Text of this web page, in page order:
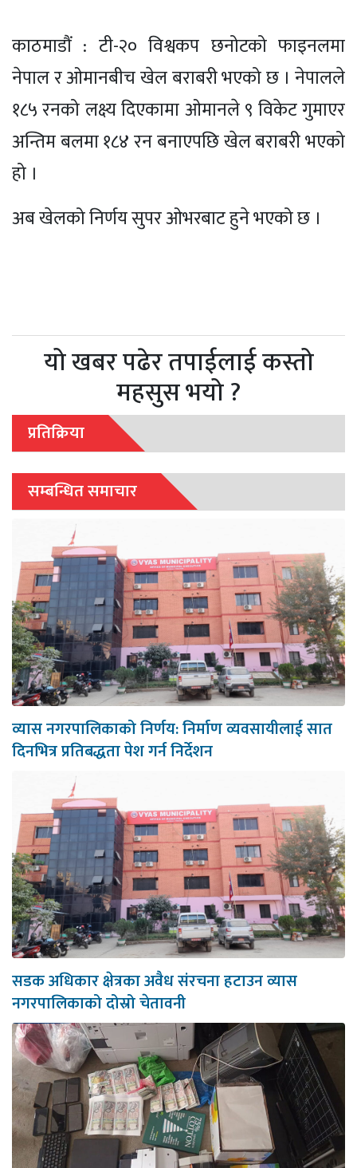
काठमाडौं : टी-२० विश्वकप छनोटको फाइनलमा
नेपाल र ओमानबीच खेल बराबरी भएको छ । नेपालले
१८५ रनको लक्ष्य दिएकामा ओमानले ९ विकेट गुमाएर
अन्तिम बलमा १८४ रन बनाएपछि खेल बराबरी भएको
हो ।
अब खेलको निर्णय सुपर ओभरबाट हुने भएको छ ।
यो खबर पढेर तपाईलाई कस्तो
महसुस भयो ?
प्रतिक्रिया
सम्बन्धित समाचार
व्यास नगरपालिकाको निर्णय: निर्माण व्यवसायीलाई सात
दिनभित्र प्रतिबद्धता पेश गर्न निर्देशन
सडक अधिकार क्षेत्रका अवैध संरचना हटाउन व्यास
नगरपालिकाको दोस्रो चेतावनी